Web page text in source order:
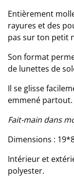
Entièrement
rayures et des
pas sur ton petit
Son format
de lunettes de
Il se glisse
emmené partout.
Fait-main dans
Dimensions :
Intérieur et
polyester.